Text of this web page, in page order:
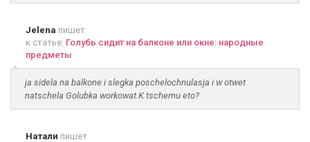
Jelena пишет
к статье: Голубь сидит на балконе или окне: народные
предметы
ja sidela na balkone i slegka poschelochnulasja i w otwet
natschela Golubka workowat.K tschemu eto?
Натали пишет